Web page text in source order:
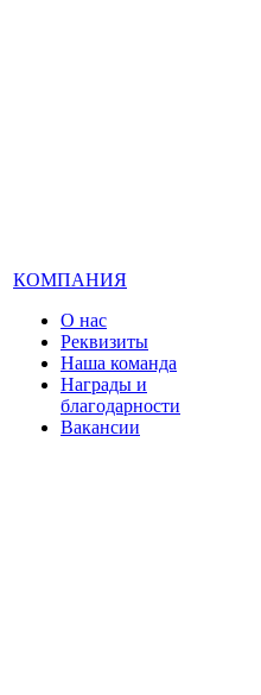
КОМПАНИЯ
О нас
Реквизиты
Наша команда
Награды и
благодарности
Вакансии